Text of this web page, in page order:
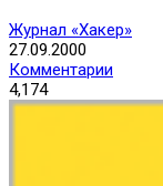
Журнал «Хакер»
27.09.2000
Комментарии
4,174